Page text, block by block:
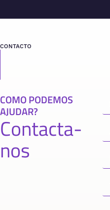
CONTACTO
COMO PODEMOS
AJUDAR?
Contacta-
nos